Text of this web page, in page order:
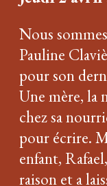
Nous
Pauline
pour son
Une mère, la
chez sa
pour écrire.
enfant,
raison et a